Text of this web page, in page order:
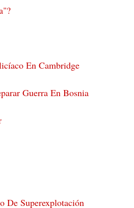
En Cambridge
Guerra En Bosnia
De Superexplotación